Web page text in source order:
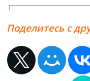
Поделитесь с